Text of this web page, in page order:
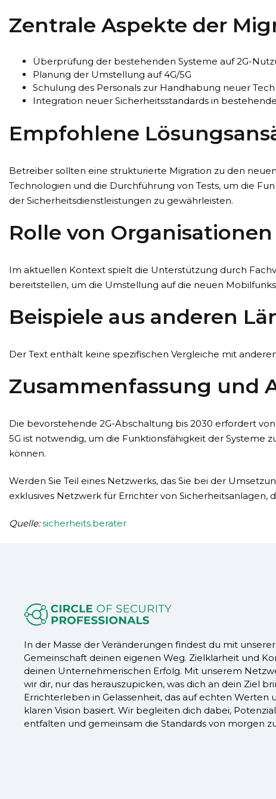
Zentrale Aspekte der
Überprüfung der bestehenden Systeme auf 2G-
Planung der Umstellung auf 4G/5G
Schulung des Personals zur Handhabung neuer
Integration neuer Sicherheitsstandards in
Empfohlene
Betreiber sollten eine strukturierte Migration zu den
Technologien und die Durchführung von Tests, um die
der Sicherheitsdienstleistungen zu gewährleisten.
Rolle von
Im aktuellen Kontext spielt die Unterstützung durch
bereitstellen, um die Umstellung auf die neuen
Beispiele aus anderen
Der Text enthält keine spezifischen Vergleiche mit
Zusammenfassung und
Die bevorstehende 2G-Abschaltung bis 2030 erfordert
5G ist notwendig, um die Funktionsfähigkeit der Systeme
können.
Werden Sie Teil eines Netzwerks, das Sie bei der
exklusives Netzwerk für Errichter von Sicherheitsanlagen,
Quelle:sicherheits.berater
In der Masse der Veränderungen findest du mit
Gemeinschaft deinen eigenen Weg. Zielklarheit und
deinen Unternehmerischen Erfolg. Mit unserem
wir dir, nur das herauszupicken, was dich an dein Ziel
Errichterleben in Gelassenheit, das auf echten Werten
klaren Vision basiert. Wir begleiten dich dabei,
entfalten und gemeinsam die Standards von morgen